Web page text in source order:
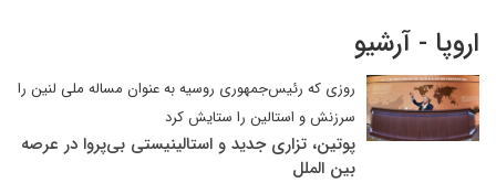
اروپا - آرشیو
روزی که رئیس‌جمهوری روسیه به عنوان مساله ملی لنین را
سرزنش و استالین را ستایش کرد
پوتین، تزاری جدید و استالینیستی بی‌پروا در عرصه
بین الملل